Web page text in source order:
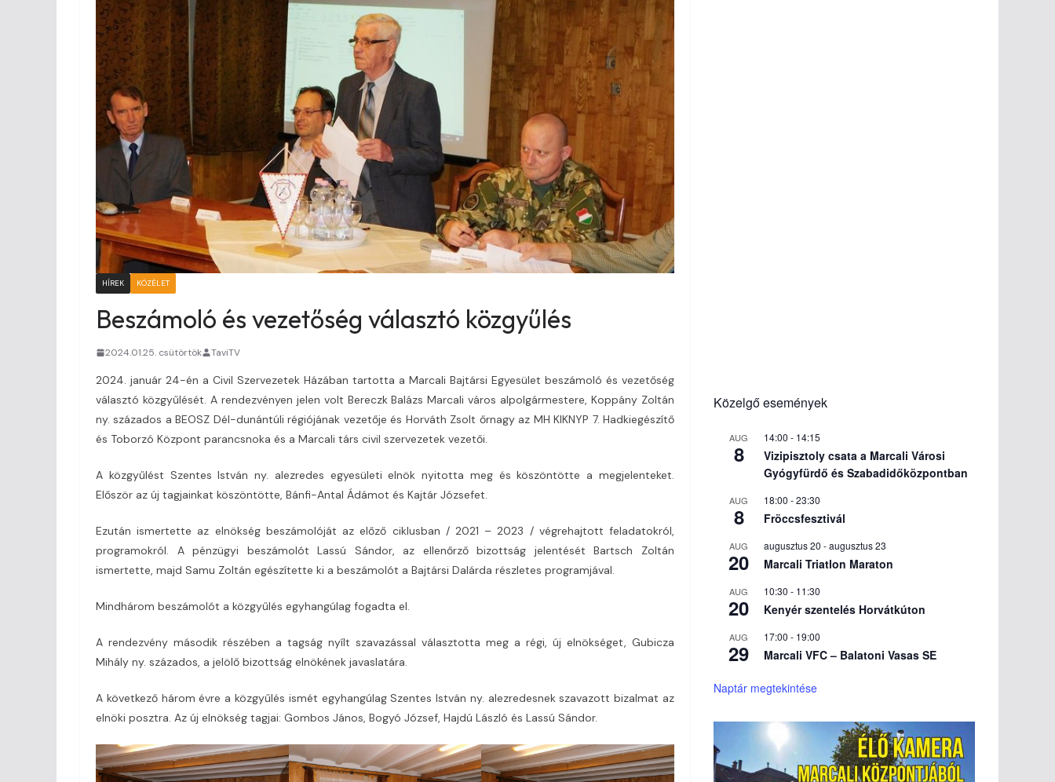
HÍREK KÖZÉLET
Beszámoló és vezetőség választó közgyűlés
2024.01.25. csütörtök TaviTV
2024. január 24-én a Civil Szervezetek Házában tartotta a Marcali Bajtársi Egyesület beszámoló és vezetőség
választó közgyűlését. A rendezvényen jelen volt Bereczk Balázs Marcali város alpolgármestere, Koppány Zoltán
ny. százados a BEOSZ Dél-dunántúli régiójának vezetője és Horváth Zsolt őrnagy az MH KIKNYP 7. Hadkiegészítő
és Toborzó Központ parancsnoka és a Marcali társ civil szervezetek vezetői.
A közgyűlést Szentes István ny. alezredes egyesületi elnök nyitotta meg és köszöntötte a megjelenteket.
Először az új tagjainkat köszöntötte, Bánfi-Antal Ádámot és Kajtár Józsefet.
Ezután ismertette az elnökség beszámolóját az előző ciklusban / 2021 – 2023 / végrehajtott feladatokról,
programokról. A pénzügyi beszámolót Lassú Sándor, az ellenőrző bizottság jelentését Bartsch Zoltán
ismertette, majd Samu Zoltán egészítette ki a beszámolót a Bajtársi Dalárda részletes programjával.
Mindhárom beszámolót a közgyűlés egyhangúlag fogadta el.
A rendezvény második részében a tagság nyílt szavazással választotta meg a régi, új elnökséget, Gubicza
Mihály ny. százados, a jelölő bizottság elnökének javaslatára.
A következő három évre a közgyűlés ismét egyhangúlag Szentes István ny. alezredesnek szavazott bizalmat az
elnöki posztra. Az új elnökség tagjai: Gombos János, Bogyó József, Hajdú László és Lassú Sándor.
Közelgő események
AUG
8
14:00 - 14:15
Vizipisztoly csata a Marcali Városi
Gyógyfürdő és Szabadidőközpontban
AUG
8
18:00 -23:30
Fröccsfesztivál
AUG
20
augusztus 20 -augusztus 23
Marcali Triatlon Maraton
AUG
20
10:30 - 11:30
Kenyér szentelés Horvátkúton
AUG
29
17:00 - 19:00
Marcali VFC – Balatoni Vasas SE
Naptár megtekintése